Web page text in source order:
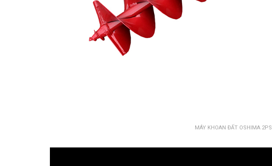
MÁY KHOAN ĐẤT OSHIMA 2PS